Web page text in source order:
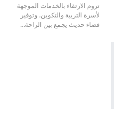
تروم الارتقاء بالخدمات الموجهة
لأسرة التربية والتكوين، وتوفير
فضاء حديث يجمع بين الراحة…